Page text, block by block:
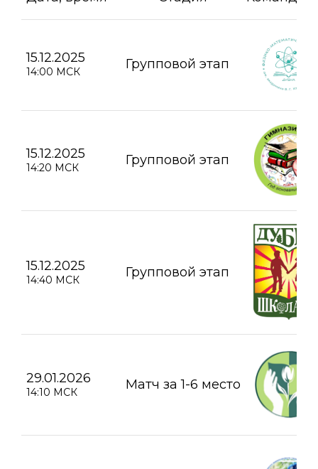
15.12.2025
14:00 МСК Групповой этап
15.12.2025
14:20 МСК Групповой этап
15.12.2025
14:40 МСК Групповой этап
29.01.2026
14:10 МСК Матч за 1-6 место